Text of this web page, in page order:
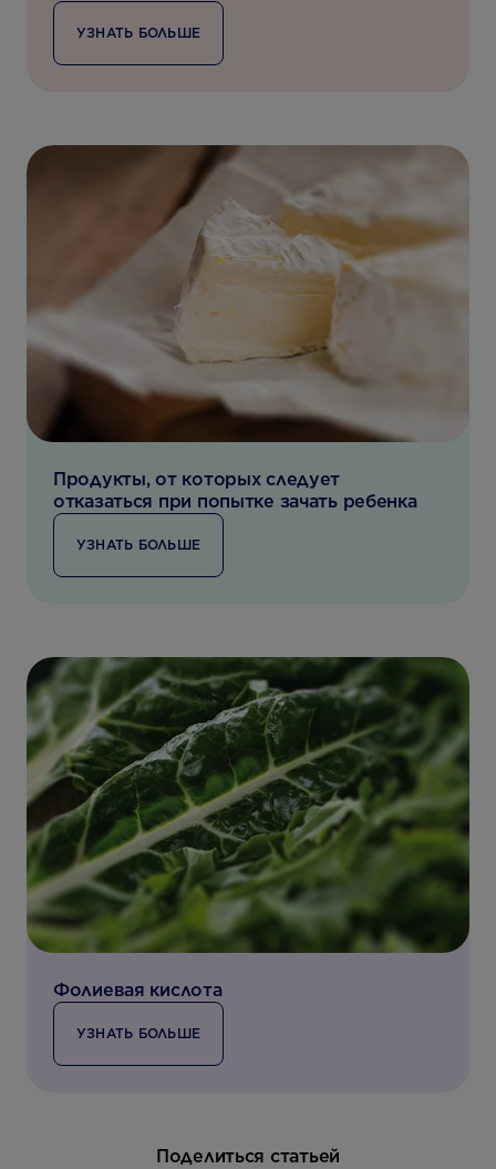
УЗНАТЬ БОЛЬШЕ
Продукты, от которых следует
отказаться при попытке зачать ребенка
УЗНАТЬ БОЛЬШЕ
Фолиевая кислота
УЗНАТЬ БОЛЬШЕ
Поделиться статьей